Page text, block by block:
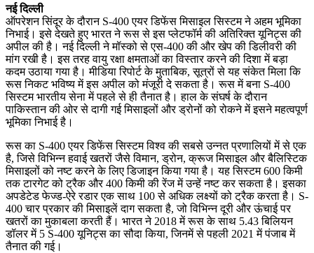
नई दिल्ली
ऑपरेशन सिंदूर के दौरान S-400 एयर डिफेंस मिसाइल सिस्टम ने अहम भूमिका
निभाई। इसे देखते हुए भारत ने रूस से इस प्लेटफॉर्म की अतिरिक्त यूनिट्स की
अपील की है। नई दिल्ली ने मॉस्को से एस-400 की और खेप की डिलीवरी की
मांग रखी है। इस तरह वायु रक्षा क्षमताओं का विस्तार करने की दिशा में बड़ा
कदम उठाया गया है। मीडिया रिपोर्ट के मुताबिक, सूत्रों से यह संकेत मिला कि
रूस निकट भविष्य में इस अपील को मंजूरी दे सकता है। रूस में बना S-400
सिस्टम भारतीय सेना में पहले से ही तैनात है। हाल के संघर्ष के दौरान
पाकिस्तान की ओर से दागी गई मिसाइलों और ड्रोनों को रोकने में इसने महत्वपूर्ण
भूमिका निभाई है।
रूस का S-400 एयर डिफेंस सिस्टम विश्व की सबसे उन्नत प्रणालियों में से एक
है, जिसे विभिन्न हवाई खतरों जैसे विमान, ड्रोन, क्रूज मिसाइल और बैलिस्टिक
मिसाइलों को नष्ट करने के लिए डिजाइन किया गया है। यह सिस्टम 600 किमी
तक टारगेट को ट्रैक और 400 किमी की रेंज में उन्हें नष्ट कर सकता है। इसका
अपडेटेड फेज्ड-ऐरे रडार एक साथ 100 से अधिक लक्ष्यों को ट्रैक करता है। S-
400 चार प्रकार की मिसाइलें दाग सकता है, जो विभिन्न दूरी और ऊंचाई पर
खतरों का मुकाबला करती हैं। भारत ने 2018 में रूस के साथ 5.43 बिलियन
डॉलर में 5 S-400 यूनिट्स का सौदा किया, जिनमें से पहली 2021 में पंजाब में
तैनात की गई।